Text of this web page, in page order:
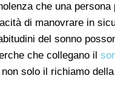
che una
di manovrare in
del sonno
che collegano il
solo il richiamo